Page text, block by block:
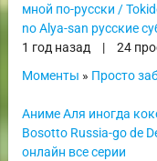
мной по-русски /
no Alya-san русские
1 год назад
|
24
Моменты » Просто
Аниме Аля иногда
Bosotto Russia-go de
онлайн все серии